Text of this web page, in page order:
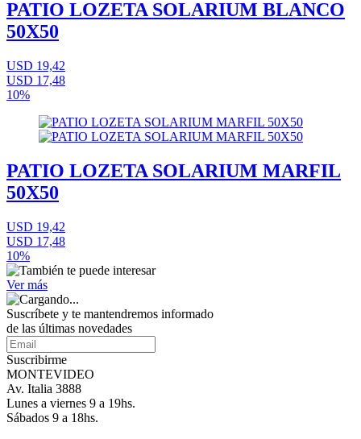
PATIO LOZETA SOLARIUM BLANCO
50X50
USD 19,42
USD 17,48
10%
PATIO LOZETA SOLARIUM MARFIL
50X50
USD 19,42
USD 17,48
10%
Ver más
Suscríbete y te mantendremos informado
de las últimas novedades
Suscribirme
MONTEVIDEO
Av. Italia 3888
Lunes a viernes 9 a 19hs.
Sábados 9 a 18hs.